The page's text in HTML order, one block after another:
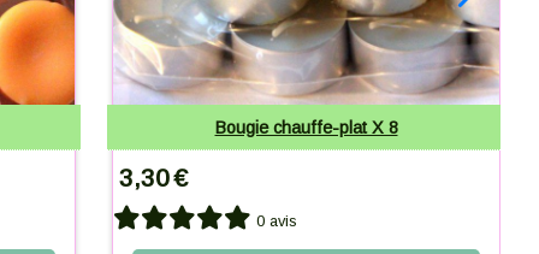
Bougie chauffe-plat X 8
3,30€
0 avis